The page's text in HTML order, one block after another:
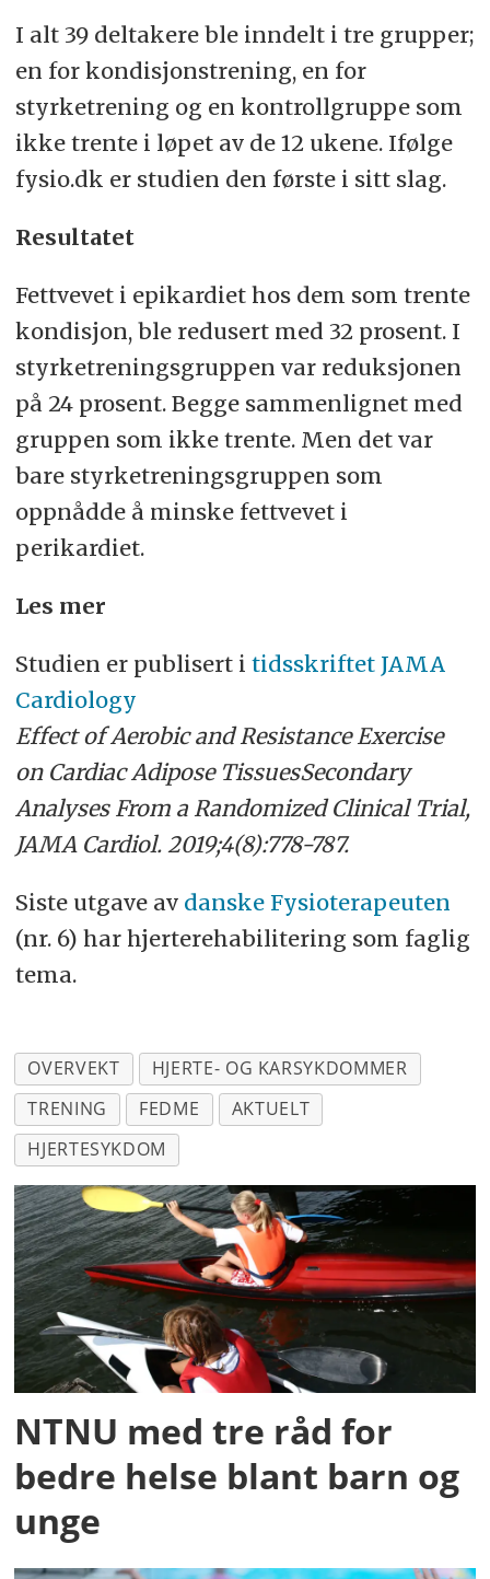
I alt 39 deltakere ble inndelt i tre grupper;
en for kondisjonstrening, en for
styrketrening og en kontrollgruppe som
ikke trente i løpet av de 12 ukene. Ifølge
fysio.dk er studien den første i sitt slag.
Resultatet
Fettvevet i epikardiet hos dem som trente
kondisjon, ble redusert med 32 prosent. I
styrketreningsgruppen var reduksjonen
på 24 prosent. Begge sammenlignet med
gruppen som ikke trente. Men det var
bare styrketreningsgruppen som
oppnådde å minske fettvevet i
perikardiet.
Les mer
Studien er publisert i tidsskriftet JAMA
Cardiology
Effect of Aerobic and Resistance Exercise
on Cardiac Adipose TissuesSecondary
Analyses From a Randomized Clinical Trial,
JAMA Cardiol. 2019;4(8):778-787.
Siste utgave av danske Fysioterapeuten
(nr. 6) har hjerterehabilitering som faglig
tema.
OVERVEKT
HJERTE- OG KARSYKDOMMER
TRENING
FEDME
AKTUELT
HJERTESYKDOM
NTNU med tre råd for
bedre helse blant barn og
unge